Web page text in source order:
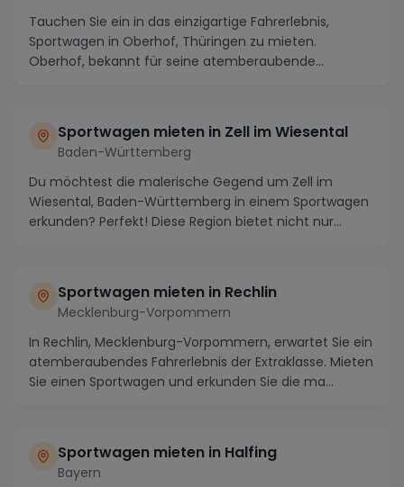
Tauchen Sie ein in das einzigartige Fahrerlebnis,
Sportwagen in Oberhof, Thüringen zu mieten.
Oberhof, bekannt für seine atemberaubende
Sportwagen mieten in Zell im Wiesental
Baden-Württemberg
Du möchtest die malerische Gegend um Zell im
Wiesental, Baden-Württemberg in einem Sportwagen
erkunden? Perfekt! Diese Region bietet nicht nur
Sportwagen mieten in Rechlin
Mecklenburg-Vorpommern
In Rechlin, Mecklenburg-Vorpommern, erwartet Sie ein
atemberaubendes Fahrerlebnis der Extraklasse. Mieten
Sie einen Sportwagen und erkunden Sie die ma...
Sportwagen mieten in Halfing
Bayern